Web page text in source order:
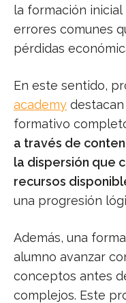
la formación
errores comunes
pérdidas
En este sentido,
academy
formativo
a través de
la dispersión que
recursos
una progresión
Además, una
alumno avanzar
conceptos antes
complejos. Este